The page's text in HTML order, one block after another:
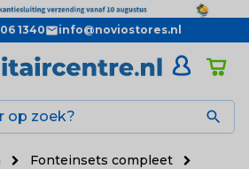
1340 info@noviostores.nl

Fonteinsets compleet